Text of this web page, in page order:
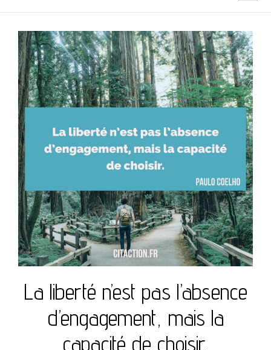
La liberté n’est pas l’absence
d’engagement, mais la
capacité de choisir.